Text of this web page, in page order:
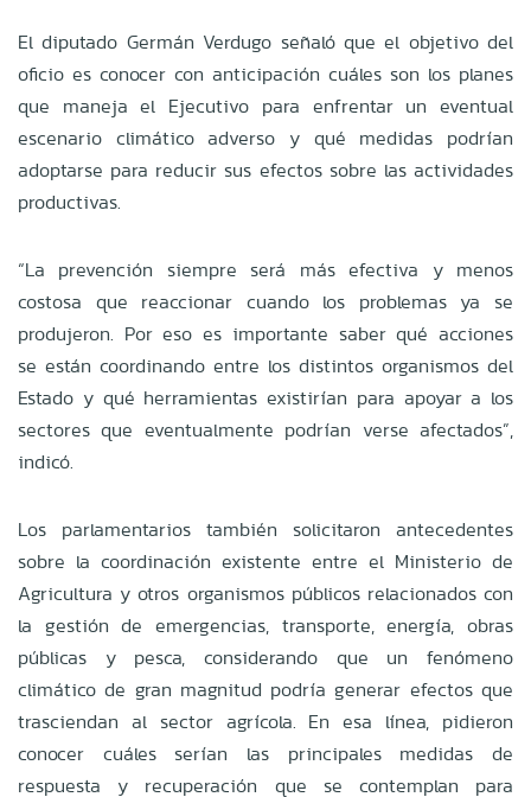
El diputado Germán Verdugo señaló que el objetivo del
oficio es conocer con anticipación cuáles son los planes
que maneja el Ejecutivo para enfrentar un eventual
escenario climático adverso y qué medidas podrían
adoptarse para reducir sus efectos sobre las actividades
productivas.
“La prevención siempre será más efectiva y menos
costosa que reaccionar cuando los problemas ya se
produjeron. Por eso es importante saber qué acciones
se están coordinando entre los distintos organismos del
Estado y qué herramientas existirían para apoyar a los
sectores que eventualmente podrían verse afectados”,
indicó.
Los parlamentarios también solicitaron antecedentes
sobre la coordinación existente entre el Ministerio de
Agricultura y otros organismos públicos relacionados con
la gestión de emergencias, transporte, energía, obras
públicas y pesca, considerando que un fenómeno
climático de gran magnitud podría generar efectos que
trasciendan al sector agrícola. En esa línea, pidieron
conocer cuáles serían las principales medidas de
respuesta y recuperación que se contemplan para